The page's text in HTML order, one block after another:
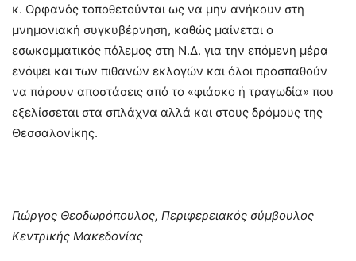
κ. Ορφανός τοποθετούνται ως να μην ανήκουν στη
μνημονιακή συγκυβέρνηση, καθώς μαίνεται ο
εσωκομματικός πόλεμος στη Ν.Δ. για την επόμενη μέρα
ενόψει και των πιθανών εκλογών και όλοι προσπαθούν
να πάρουν αποστάσεις από το «φιάσκο ή τραγωδία» που
εξελίσσεται στα σπλάχνα αλλά και στους δρόμους της
Θεσσαλονίκης.
Γιώργος Θεοδωρόπουλος, Περιφερειακός σύμβουλος
Κεντρικής Μακεδονίας